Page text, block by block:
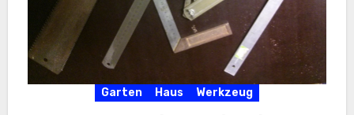
Garten Haus Werkzeug